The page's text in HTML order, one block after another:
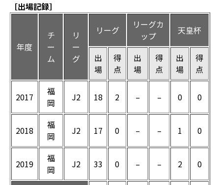
［出場記録］
年度
チ
ー
ム
リ
ー
グ
リーグ
リーグカ
ップ
天皇杯
出
場
得
点
出
場
得
点
出
場
得
点
2017
福
岡
J2 18 2 – – 0 0
2018
福
岡
J2 17 0 – – 1 0
2019
福
岡
J2 33 0 – – 2 0